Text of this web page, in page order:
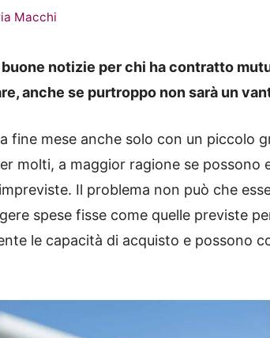
Macchi
notizie per chi ha contratto
anche se purtroppo non sarà un
fine mese anche solo con un piccolo
molti, a maggior ragione se possono
Il problema non può che
spese fisse come quelle previste
le capacità di acquisto e possono